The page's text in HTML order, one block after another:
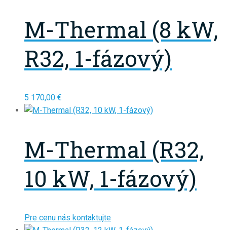
M-Thermal (8 kW,
R32, 1-fázový)
5 170,00 €
M-Thermal (R32,
10 kW, 1-fázový)
Pre cenu nás kontaktujte